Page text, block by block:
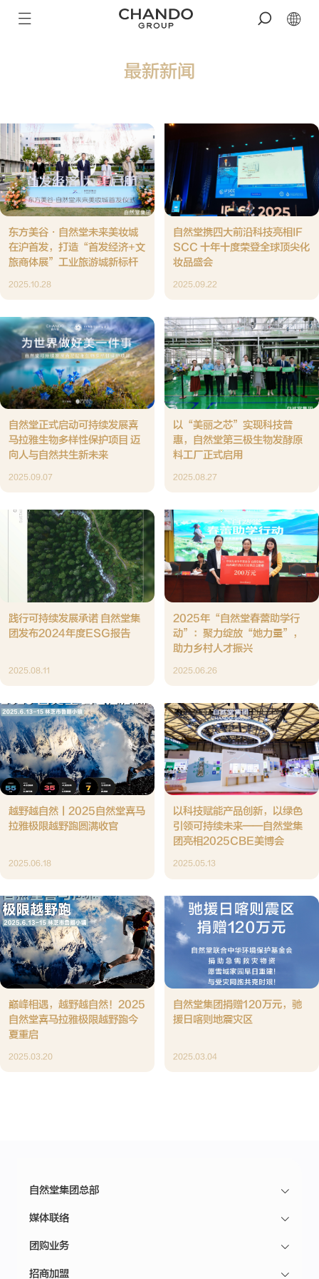
最新新闻
东方美谷·自然堂未来美妆城
在沪首发，打造“首发经济+文
旅商体展”工业旅游城新标杆
2025.10.28
自然堂携四大前沿科技亮相IF
SCC 十年十度荣登全球顶尖化
妆品盛会
2025.09.22
自然堂正式启动可持续发展喜
马拉雅生物多样性保护项目 迈
向人与自然共生新未来
2025.09.07
以“美丽之芯”实现科技普
惠，自然堂第三极生物发酵原
料工厂正式启用
2025.08.27
践行可持续发展承诺 自然堂集
团发布2024年度ESG报告
2025.08.11
2025年“自然堂春蕾助学行
动”：聚力绽放“她力量”，
助力乡村人才振兴
2025.06.26
越野越自然丨2025自然堂喜马
拉雅极限越野跑圆满收官
2025.06.18
以科技赋能产品创新，以绿色
引领可持续未来——自然堂集
团亮相2025CBE美博会
2025.05.13
巅峰相遇，越野越自然！2025
自然堂喜马拉雅极限越野跑今
夏重启
2025.03.20
自然堂集团捐赠120万元，驰
援日喀则地震灾区
2025.03.04
自然堂集团总部
媒体联络
团购业务
招商加盟